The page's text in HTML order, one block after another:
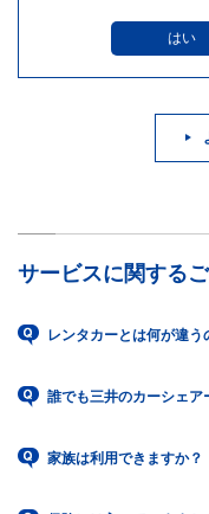
はい
サービスに関する
レンタカーとは何が違う
誰でも三井のカーシェア
家族は利用できますか？